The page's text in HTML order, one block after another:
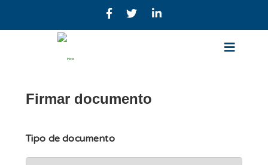
Firmar documento
Tipo de documento